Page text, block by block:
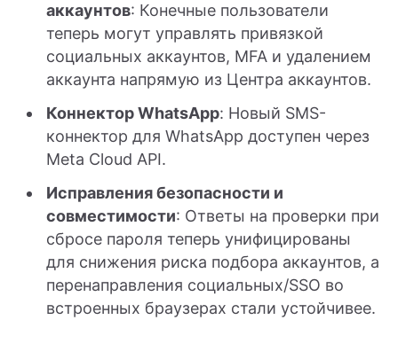
аккаунтов: Конечные пользователи
теперь могут управлять привязкой
социальных аккаунтов, MFA и удалением
аккаунта напрямую из Центра аккаунтов.
Коннектор WhatsApp: Новый SMS-
коннектор для WhatsApp доступен через
Meta Cloud API.
Исправления безопасности и
совместимости: Ответы на проверки при
сбросе пароля теперь унифицированы
для снижения риска подбора аккаунтов, а
перенаправления социальных/SSO во
встроенных браузерах стали устойчивее.